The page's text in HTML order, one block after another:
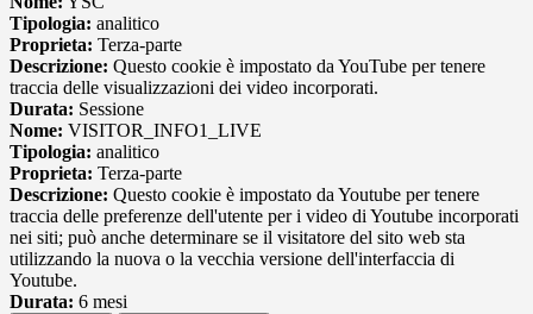
Tipologia: analitico
Proprieta: Terza-parte
Descrizione: Questo cookie è impostato da YouTube per tenere
traccia delle visualizzazioni dei video incorporati.
Durata: Sessione
Nome: VISITOR_INFO1_LIVE
Tipologia: analitico
Proprieta: Terza-parte
Descrizione: Questo cookie è impostato da Youtube per tenere
traccia delle preferenze dell'utente per i video di Youtube incorporati
nei siti; può anche determinare se il visitatore del sito web sta
utilizzando la nuova o la vecchia versione dell'interfaccia di
Youtube.
Durata: 6 mesi